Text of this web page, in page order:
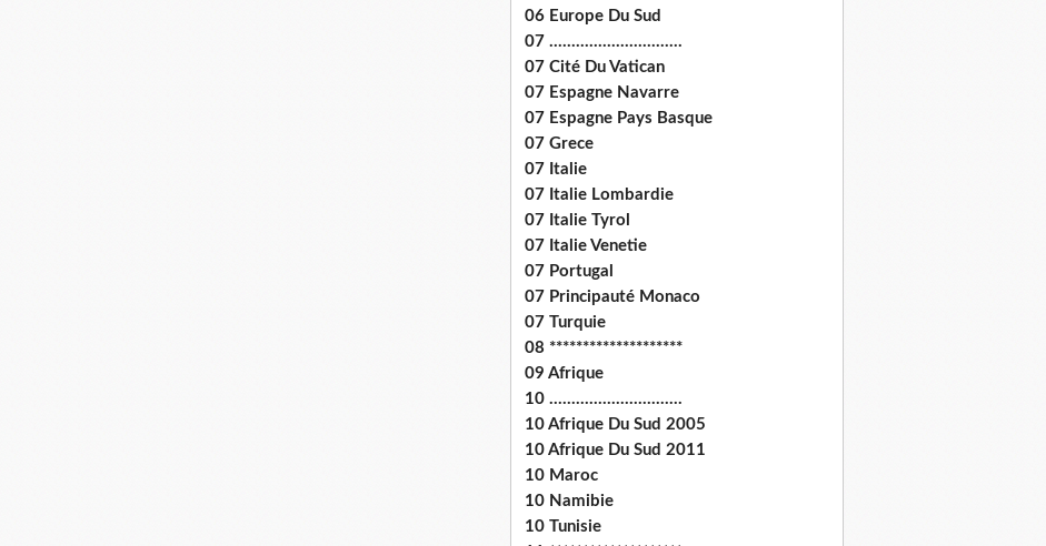
06 Europe Du Sud
07 ..............................
07 Cité Du Vatican
07 Espagne Navarre
07 Espagne Pays Basque
07 Grece
07 Italie
07 Italie Lombardie
07 Italie Tyrol
07 Italie Venetie
07 Portugal
07 Principauté Monaco
07 Turquie
08 ********************
09 Afrique
10 ..............................
10 Afrique Du Sud 2005
10 Afrique Du Sud 2011
10 Maroc
10 Namibie
10 Tunisie